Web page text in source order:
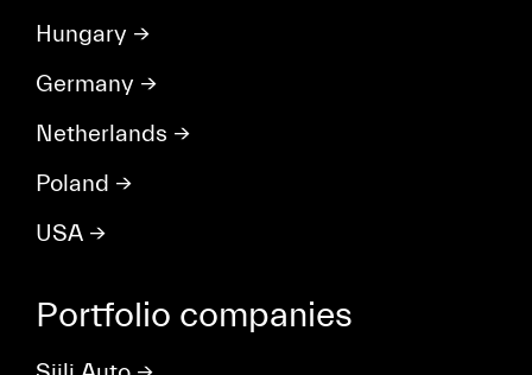
Hungary →
Germany →
Netherlands →
Poland →
USA →
Portfolio companies